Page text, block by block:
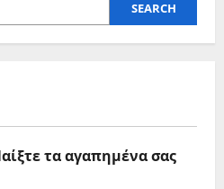
SEARCH
τα αγαπημένα σας